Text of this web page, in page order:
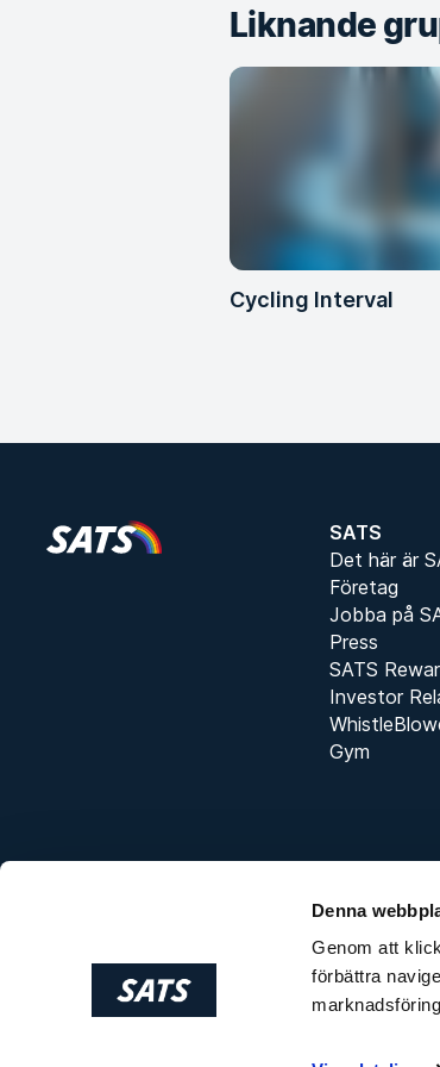
Denna
Genom att
förbättra
Liknande
Cycling Interval
SATS
Det här är
Företag
Jobba på
Press
SATS
Investor
Gym